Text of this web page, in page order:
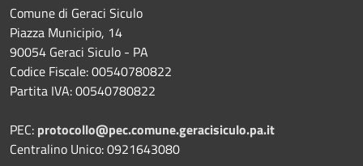
Comune di Geraci Siculo
Piazza Municipio, 14
90054 Geraci Siculo - PA
Codice Fiscale: 00540780822
Partita IVA: 00540780822
PEC: protocollo@pec.comune.geracisiculo.pa.it
Centralino Unico: 0921643080